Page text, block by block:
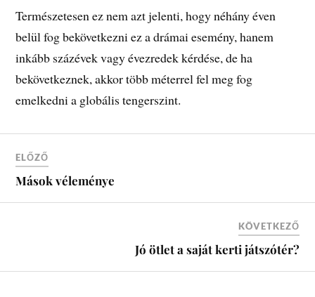
Természetesen ez nem azt jelenti, hogy néhány éven
belül fog bekövetkezni ez a drámai esemény, hanem
inkább százévek vagy évezredek kérdése, de ha
bekövetkeznek, akkor több méterrel fel meg fog
emelkedni a globális tengerszint.
ELŐZŐ
Mások véleménye
KÖVETKEZŐ
Jó ötlet a saját kerti játszótér?